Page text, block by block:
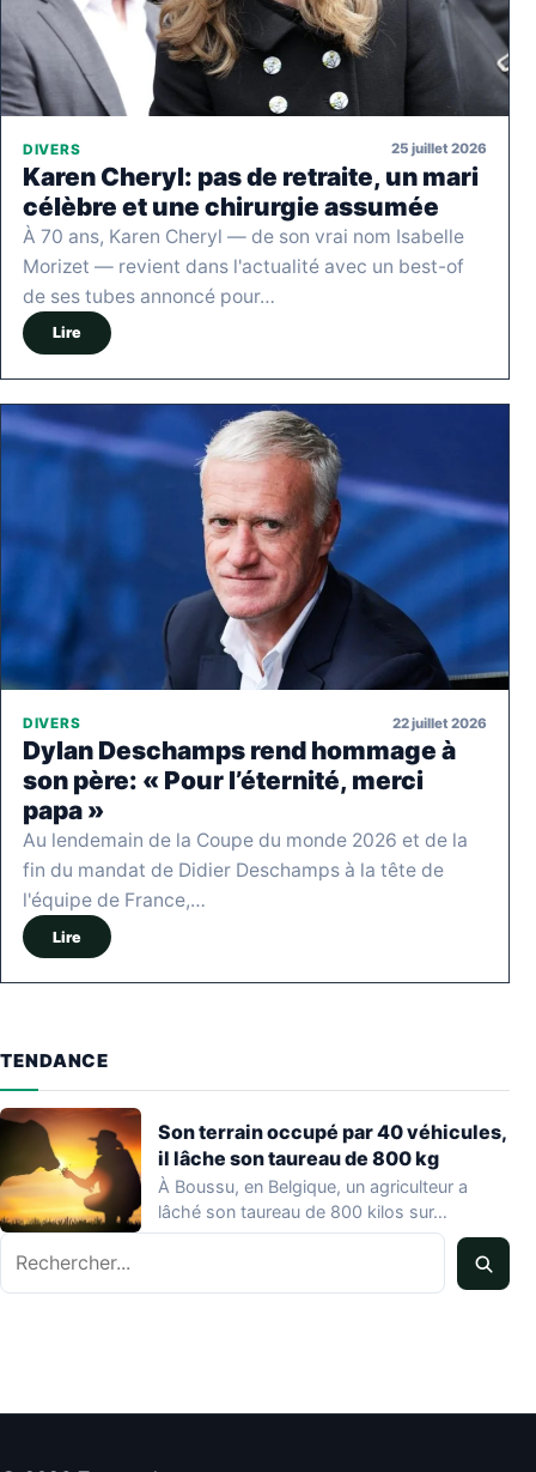
DIVERS 25 juillet 2026
Karen Cheryl: pas de retraite, un mari
célèbre et une chirurgie assumée
À 70 ans, Karen Cheryl — de son vrai nom Isabelle
Morizet — revient dans l'actualité avec un best-of
de ses tubes annoncé pour…
Lire
DIVERS 22 juillet 2026
Dylan Deschamps rend hommage à
son père: « Pour l’éternité, merci
papa »
Au lendemain de la Coupe du monde 2026 et de la
fin du mandat de Didier Deschamps à la tête de
l'équipe de France,…
Lire
TENDANCE
Son terrain occupé par 40 véhicules,
il lâche son taureau de 800 kg
À Boussu, en Belgique, un agriculteur a
lâché son taureau de 800 kilos sur…